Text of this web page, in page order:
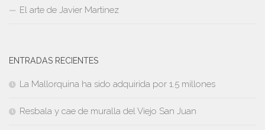
El arte de Javier Martinez
ENTRADAS RECIENTES
La Mallorquina ha sido adquirida por 1.5 millones
Resbala y cae de muralla del Viejo San Juan